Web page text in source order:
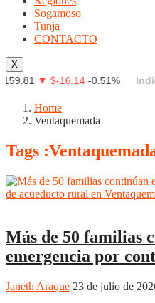
Sogamoso
Tunja
CONTACTO
X
▼ $-16.14-0.51% Índice
Home
Ventaquemada
Tags
Más de 50 familias
emergencia por
Janeth Araque 23 de julio de